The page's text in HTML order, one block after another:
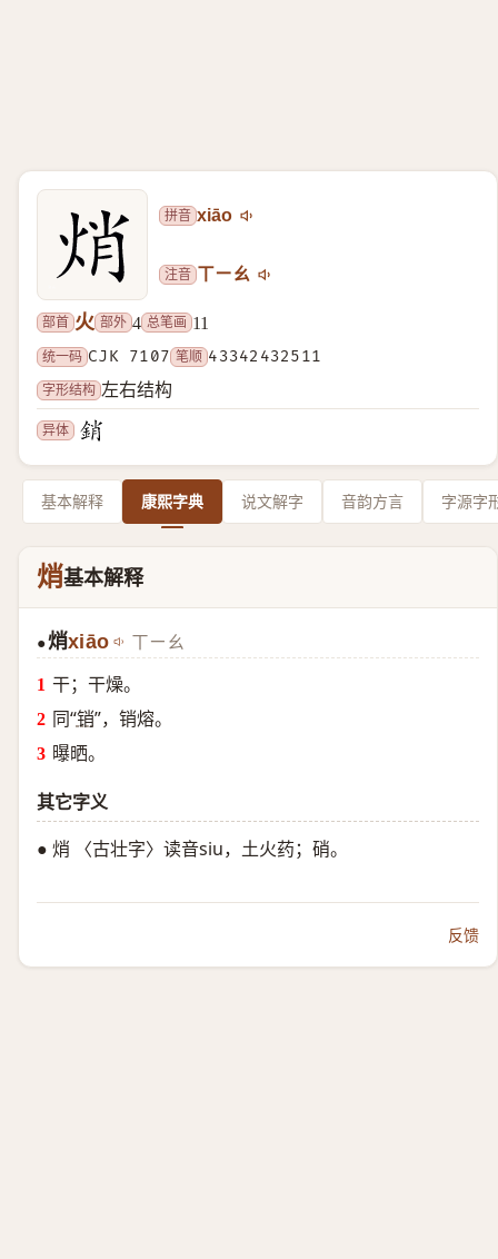
拼音 xiāo
注音 ㄒㄧㄠ
部首 火 部外 4 总笔画 11
统一码 CJK 7107 笔顺 43342432511
字形结构 左右结构
异体
基本解释 康熙字典 说文解字 音韵方言 字源字
焇基本解释
●焇xiāo ㄒㄧㄠ
干；干燥。
同“销”，销熔。
曝晒。
其它字义
● 焇 〈古壮字〉读音siu，土火药；硝。
反馈